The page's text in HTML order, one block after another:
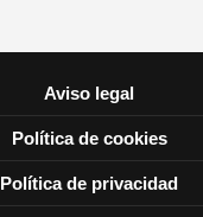
Aviso legal
Política de cookies
Política de privacidad